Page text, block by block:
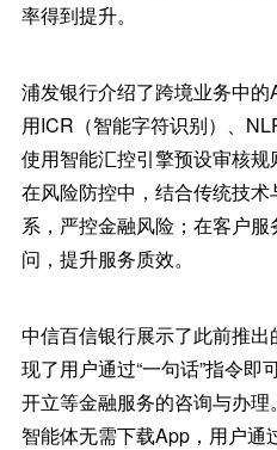
率得到提升。
浦发银行介绍了跨境业务中
用ICR（智能字符识别）、
使用智能汇控引擎预设审核规
在风险防控中，结合传统技
系，严控金融风险；在客户
问，提升服务质效。
中信百信银行展示了此前推出
现了用户通过“一句话”指令
开立等金融服务的咨询与办
智能体无需下载App，用户通